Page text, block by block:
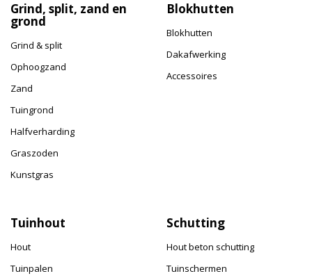
Grind, split, zand en
grond
Grind & split
Ophoogzand
Zand
Tuingrond
Halfverharding
Graszoden
Kunstgras
Blokhutten
Blokhutten
Dakafwerking
Accessoires
Tuinhout
Hout
Tuinpalen
Schutting
Hout beton schutting
Tuinschermen